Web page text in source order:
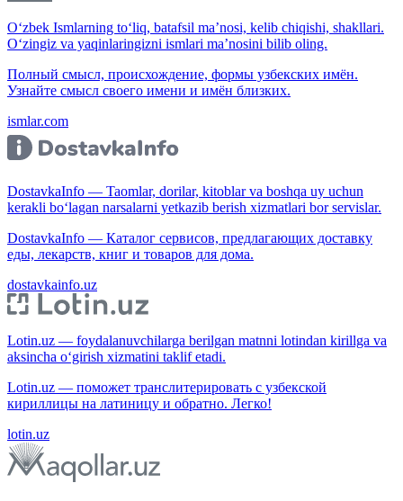
O‘zbek Ismlarning to‘liq, batafsil ma’nosi, kelib chiqishi, shakllari.
O‘zingiz va yaqinlaringizni ismlari ma’nosini bilib oling.
Полный смысл, происхождение, формы узбекских имён.
Узнайте смысл своего имени и имён близких.
ismlar.com
DostavkaInfo — Taomlar, dorilar, kitoblar va boshqa uy uchun
kerakli bo‘lagan narsalarni yetkazib berish xizmatlari bor servislar.
DostavkaInfo — Каталог сервисов, предлагающих доставку
еды, лекарств, книг и товаров для дома.
dostavkainfo.uz
Lotin.uz — foydalanuvchilarga berilgan matnni lotindan kirillga va
aksincha o‘girish xizmatini taklif etadi.
Lotin.uz — поможет транслитерировать с узбекской
кириллицы на латиницу и обратно. Легко!
lotin.uz